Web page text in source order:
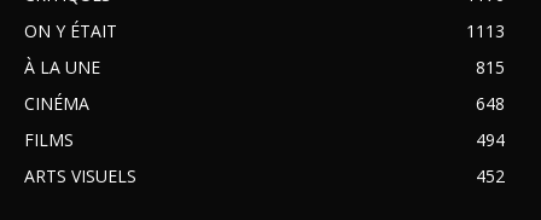
ON Y ÉTAIT
1113
À LA UNE
815
CINÉMA
648
FILMS
494
ARTS VISUELS
452